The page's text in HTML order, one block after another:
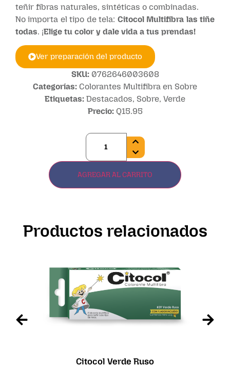
teñir fibras naturales, sintéticas o combinadas.
No importa el tipo de tela: Citocol Multifibra las tiñe
todas. ¡Elige tu color y dale vida a tus prendas!
Ver preparación del producto
SKU: 0762646003608
Categorías: Colorantes Multifibra en Sobre
Etiquetas: Destacados, Sobre, Verde
Precio: Q15.95
AGREGAR AL CARRITO
Productos relacionados
Citocol Verde Ruso